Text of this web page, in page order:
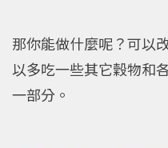
那你能做什麼呢？可以
以多吃一些其它穀物和
一部分。